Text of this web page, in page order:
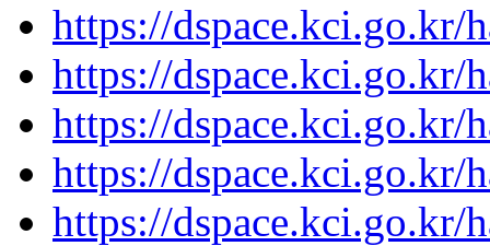
https://dspace.kci.go.kr/
https://dspace.kci.go.kr/
https://dspace.kci.go.kr/
https://dspace.kci.go.kr/
https://dspace.kci.go.kr/